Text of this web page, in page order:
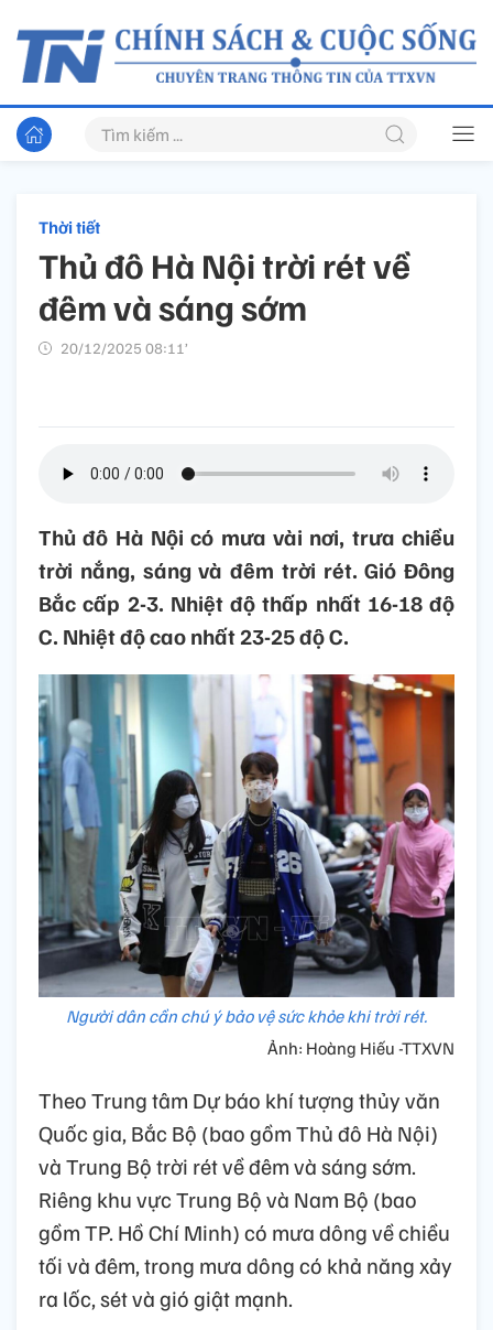
Thời tiết
Thủ đô Hà Nội trời rét về
đêm và sáng sớm
20/12/2025 08:11’
Thủ đô Hà Nội có mưa vài nơi, trưa chiều
trời nắng, sáng và đêm trời rét. Gió Đông
Bắc cấp 2-3. Nhiệt độ thấp nhất 16-18 độ
C. Nhiệt độ cao nhất 23-25 độ C.
Người dân cần chú ý bảo vệ sức khỏe khi trời rét.
Ảnh: Hoàng Hiếu -TTXVN
Theo Trung tâm Dự báo khí tượng thủy văn
Quốc gia, Bắc Bộ (bao gồm Thủ đô Hà Nội)
và Trung Bộ trời rét về đêm và sáng sớm.
Riêng khu vực Trung Bộ và Nam Bộ (bao
gồm TP. Hồ Chí Minh) có mưa dông về chiều
tối và đêm, trong mưa dông có khả năng xảy
ra lốc, sét và gió giật mạnh.